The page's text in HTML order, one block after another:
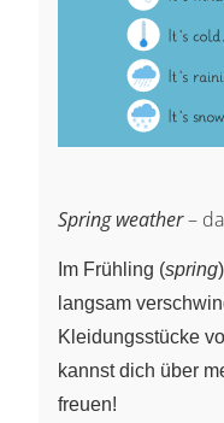
Spring weather–
Im Frühling (spring
langsam
Kleidungsstücke
kannst dich über
freuen!